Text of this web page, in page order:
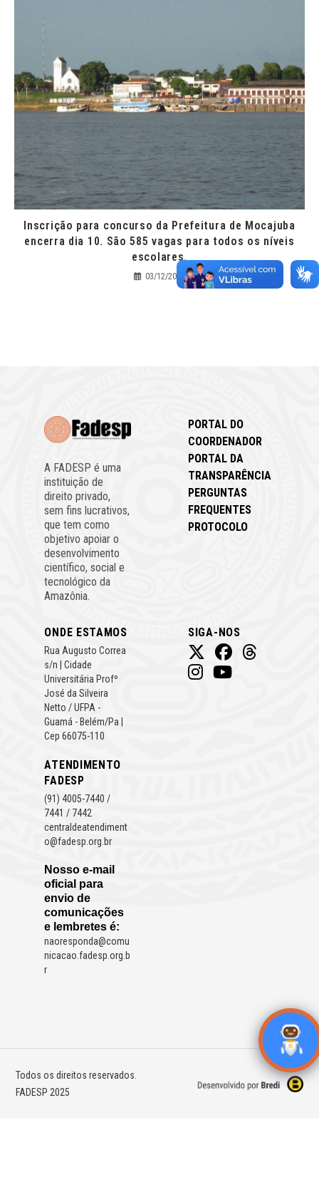
Inscrição para concurso da Prefeitura de Mocajuba
encerra dia 10. São 585 vagas para todos os níveis
escolares.
03/12/2020
A FADESP é uma
instituição de
direito privado,
sem fins lucrativos,
que tem como
objetivo apoiar o
desenvolvimento
científico, social e
tecnológico da
Amazônia.
PORTAL DO
COORDENADOR
PORTAL DA
TRANSPARÊNCIA
PERGUNTAS
FREQUENTES
PROTOCOLO
ONDE ESTAMOS
Rua Augusto Correa
s/n | Cidade
Universitária Profº
José da Silveira
Netto / UFPA -
Guamá - Belém/Pa |
Cep 66075-110
ATENDIMENTO
FADESP
(91) 4005-7440 /
7441 / 7442
centraldeatendiment
o@fadesp.org.br
Nosso e-mail
oficial para
envio de
comunicações
e lembretes é:
naoresponda@comu
nicacao.fadesp.org.b
r
SIGA-NOS
Todos os direitos reservados.
FADESP 2025